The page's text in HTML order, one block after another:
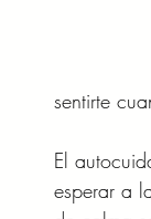
sentirte
El
esperar a